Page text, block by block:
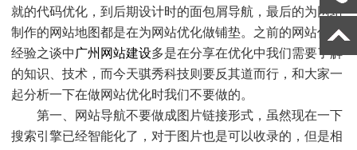
就的代码优化，到后期设计时的面包屑导航，最后的为网站
制作的网站地图都是在为网站优化做铺垫。之前的网站优化
经验之谈中 广州网站建设多是在分享在优化中我们需要了解
的知识、技术，而今天骐秀科技则要反其道而行，和大家一
起分析一下在做网站优化时我们不要做的。
第一、网站导航不要做成图片链接形式，虽然现在一下
搜索引擎已经智能化了，对于图片也是可以收录的，但是相